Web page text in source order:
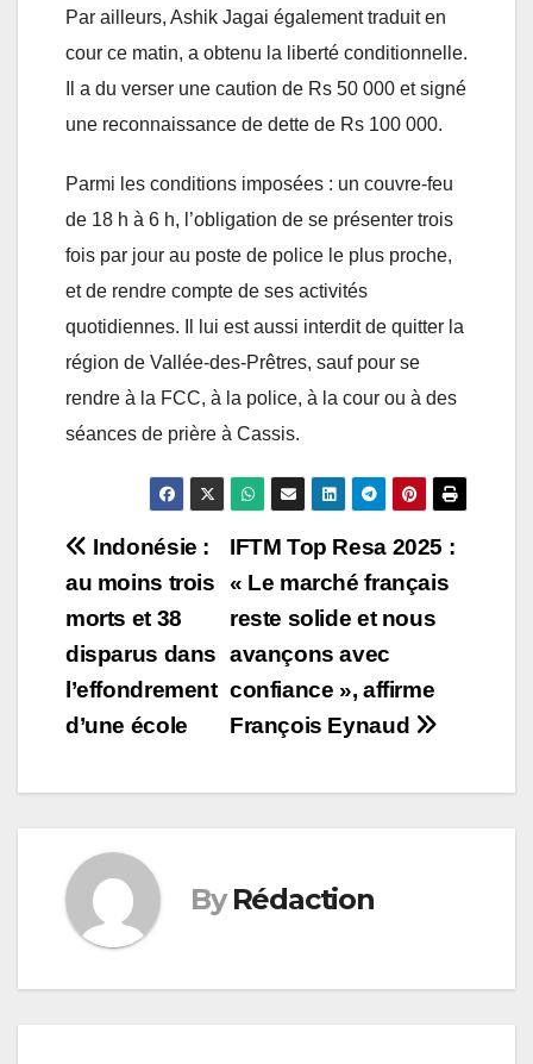
Par ailleurs, Ashik Jagai également traduit en
cour ce matin, a obtenu la liberté conditionnelle.
Il a du verser une caution de Rs 50 000 et signé
une reconnaissance de dette de Rs 100 000.
Parmi les conditions imposées : un couvre-feu
de 18 h à 6 h, l’obligation de se présenter trois
fois par jour au poste de police le plus proche,
et de rendre compte de ses activités
quotidiennes. Il lui est aussi interdit de quitter la
région de Vallée-des-Prêtres, sauf pour se
rendre à la FCC, à la police, à la cour ou à des
séances de prière à Cassis.
Post
navigation
IFTM Top Resa 2025 :
« Le marché français
reste solide et nous
avançons avec
confiance », affirme
François Eynaud
Indonésie :
au moins trois
morts et 38
disparus dans
l’effondrement
d’une école
By Rédaction